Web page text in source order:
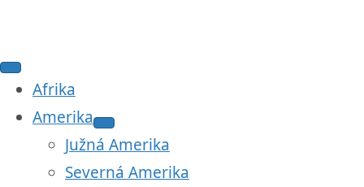
Afrika
Amerika
Južná Amerika
Severná Amerika